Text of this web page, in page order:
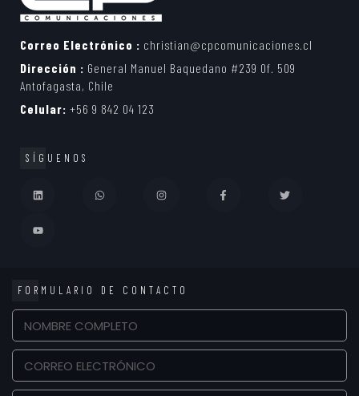
Correo Electrónico : christian@cpcomunicaciones.cl
Dirección : General Manuel Baquedano #239 Of. 509
Antofagasta, Chile
Celular: +56 9 842 04 123
SÍGUENOS
FORMULARIO DE CONTACTO